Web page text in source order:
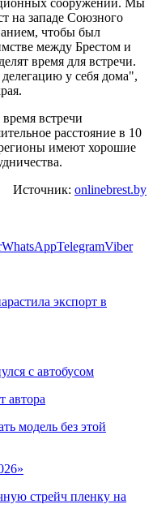
на западе Союзного
чтобы был
между Брестом и
время для встречи.
у себя дома",
встречи
расстояние в 10
имеют хорошие
Источник: onlinebrest.by
WhatsAppTelegramViber
экспорт в
с автобусом
автора
модель без этой
стрейч пленку на